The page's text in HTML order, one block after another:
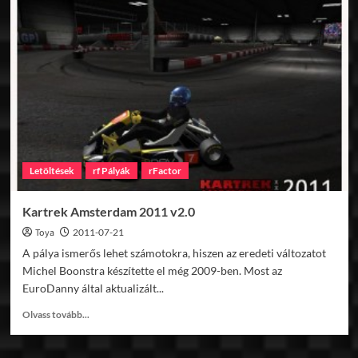
Raceway
v1.0
Letöltések rf Pályák rFactor
Kartrek Amsterdam 2011 v2.0
Toya 2011-07-21
A pálya ismerős lehet számotokra, hiszen az eredeti változatot
Michel Boonstra készítette el még 2009-ben. Most az
EuroDanny által aktualizált...
Olvass tovább...